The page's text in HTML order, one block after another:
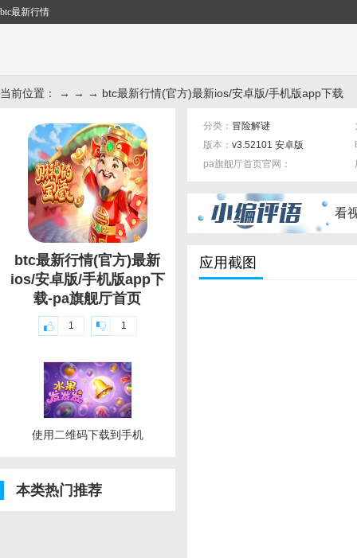
btc最新行情
当前位置： → → → btc最新行情(官方)最新ios/安卓版/手机版app下载
btc最新行情(官方)最新
ios/安卓版/手机版app下
载-pa旗舰厅首页
1 1
使用二维码下载到手机
本类热门推荐
分类： 冒险解谜
版本： v3.52101 安卓版
pa旗舰厅首页官网：
看
应用截图